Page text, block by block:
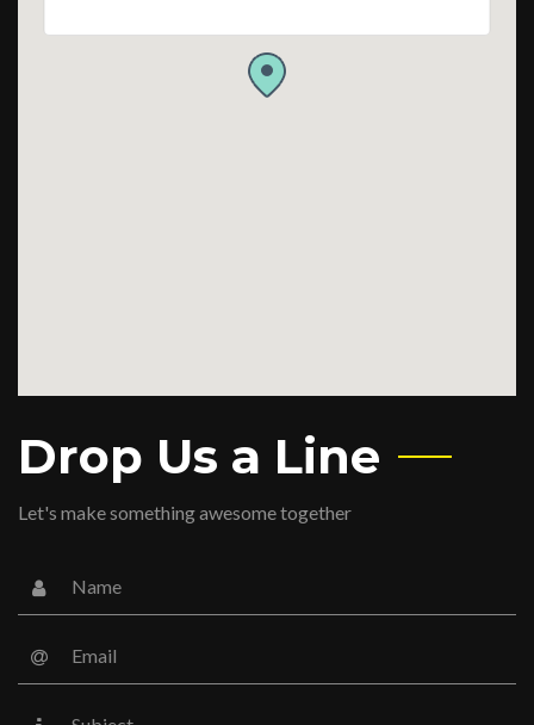
Drop Us a Line
Let's make something awesome together